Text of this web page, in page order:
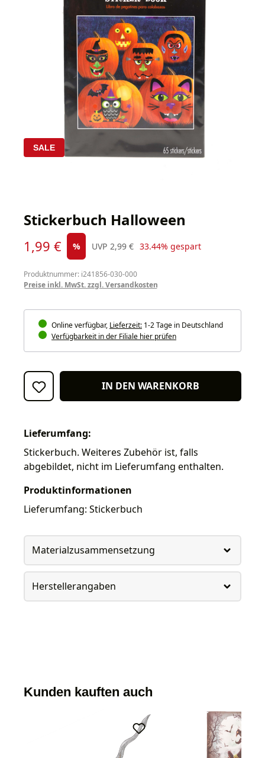
SALE
Stickerbuch Halloween
Verkaufspreis:
1,99 € % UVP
Regulärer Preis:
2,99 € 33.44% gespart
Produktnummer: i241856-030-000
Preise inkl. MwSt. zzgl. Versandkosten
Online verfügbar, Lieferzeit: 1-2 Tage in Deutschland
Verfügbarkeit in der Filiale hier prüfen
IN DEN WARENKORB
Lieferumfang:
Stickerbuch. Weiteres Zubehör ist, falls
abgebildet, nicht im Lieferumfang enthalten.
Produktinformationen
Lieferumfang: Stickerbuch
Materialzusammensetzung
Herstellerangaben
Kunden kauften auch